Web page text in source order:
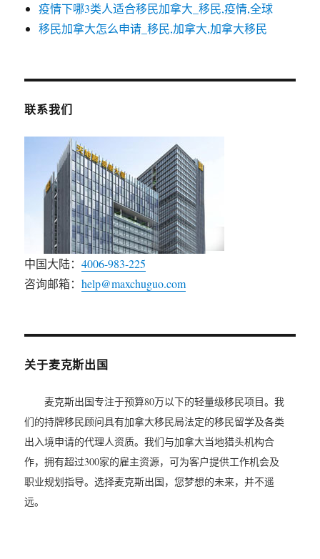
疫情下哪3类人适合移民加拿大_移民,疫情,全球
移民加拿大怎么申请_移民,加拿大,加拿大移民
联系我们
中国大陆：4006-983-225
咨询邮箱：help@maxchuguo.com
关于麦克斯出国
麦克斯出国专注于预算80万以下的轻量级移民项目。我
们的持牌移民顾问具有加拿大移民局法定的移民留学及各类
出入境申请的代理人资质。我们与加拿大当地猎头机构合
作，拥有超过300家的雇主资源，可为客户提供工作机会及
职业规划指导。选择麦克斯出国，您梦想的未来，并不遥
远。